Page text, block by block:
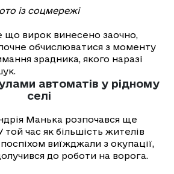
із соцмережі
що вирок винесено заочно,
обчислюватися з моменту
зрадника, якого наразі
автоматів у рідному
селі
Манька розпочався ще
той час як більшість жителів
виїжджали з окупації,
до роботи на ворога.